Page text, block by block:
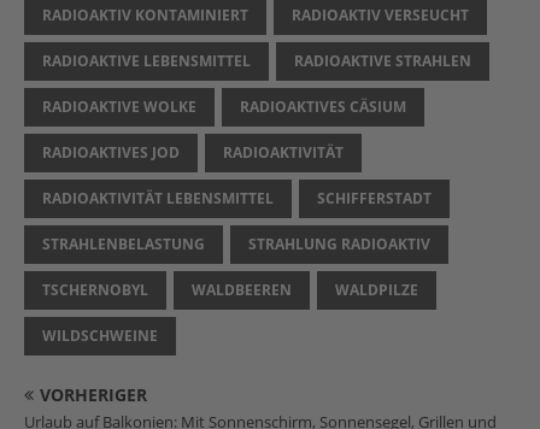
RADIOAKTIV KONTAMINIERT RADIOAKTIV VERSEUCHT
RADIOAKTIVE LEBENSMITTEL RADIOAKTIVE STRAHLEN
RADIOAKTIVE WOLKE RADIOAKTIVES CÄSIUM
RADIOAKTIVES JOD RADIOAKTIVITÄT
RADIOAKTIVITÄT LEBENSMITTEL SCHIFFERSTADT
STRAHLENBELASTUNG STRAHLUNG RADIOAKTIV
TSCHERNOBYL WALDBEEREN WALDPILZE
WILDSCHWEINE
VORHERIGER
Urlaub auf Balkonien: Mit Sonnenschirm, Sonnensegel, Grillen und